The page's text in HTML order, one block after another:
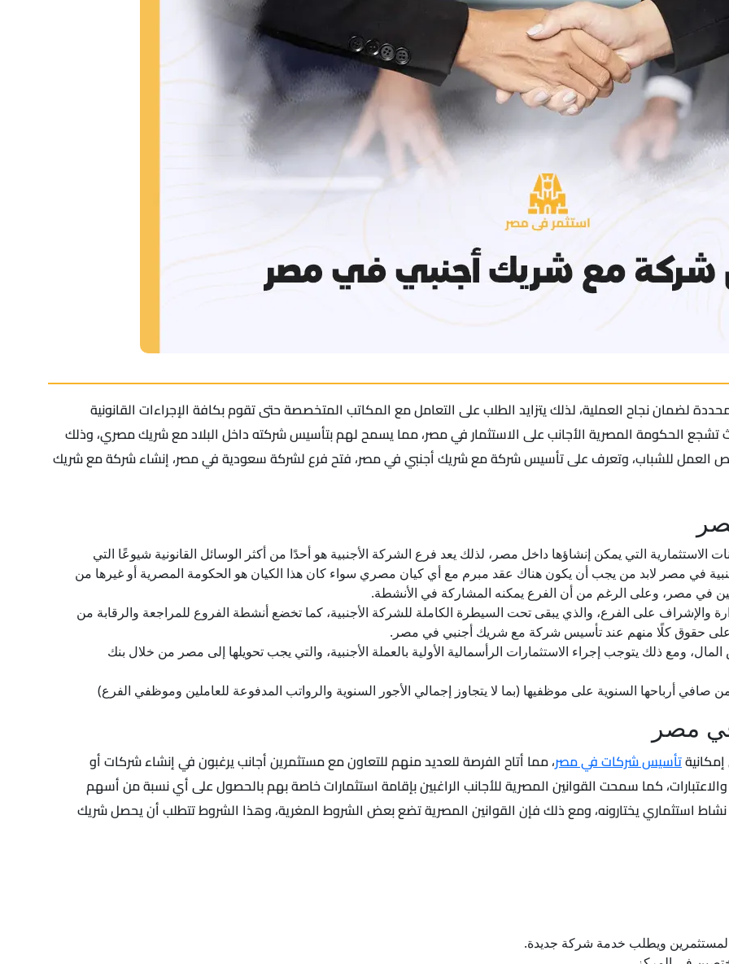
نجاح العملية، لذلك يتزايد الطلب على التعامل مع المكاتب المتخصصة حتى تقوم بكافة الإجراءات القانونية
تشجع الحكومة المصرية الأجانب على الاستثمار في مصر، مما يسمح لهم بتأسيس شركته داخل البلاد مع شريك مصري، وذلك
فرص العمل للشباب، وتعرف على تأسيس شركة مع شريك أجنبي في مصر، فتح فرع لشركة سعودية في مصر، إنشاء شركة مع شريك
منح للعديد من الكيانات الاستثمارية التي يمكن إنشاؤها داخل مصر، لذلك يعد فرع الشركة الأجنبية هو أحدًا من أكثر الوسائل القانونية شيوعًا التي
في مصر لابد من يجب أن يكون هناك عقد مبرم مع أي كيان مصري سواء كان هذا الكيان هو الحكومة المصرية أو غيرها من
في مصر، وعلى الرغم من أن الفرع يمكنه المشاركة في الأنشطة.
والإشراف على الفرع، والذي يبقى تحت السيطرة الكاملة للشركة الأجنبية، كما تخضع أنشطة الفروع للمراجعة والرقابة من
على حقوق كلًا منهم عند تأسيس شركة مع شريك أجنبي في مصر.
ومع ذلك يتوجب إجراء الاستثمارات الرأسمالية الأولية بالعملة الأجنبية، والتي يجب تحويلها إلى مصر من خلال بنك
مصر
تأسيس شركات في مصر، مما أتاح الفرصة للعديد منهم للتعاون مع مستثمرين أجانب يرغبون في إنشاء شركات أو
كما سمحت القوانين المصرية للأجانب الراغبين بإقامة استثمارات خاصة بهم بالحصول على أي نسبة من أسهم
استثماري يختارونه، ومع ذلك فإن القوانين المصرية تضع بعض الشروط المغرية، وهذا الشروط تتطلب أن يحصل شريك
ويطلب خدمة شركة جديدة.